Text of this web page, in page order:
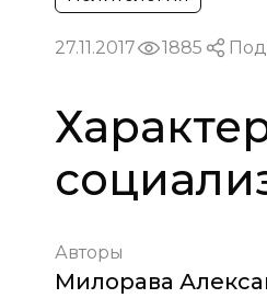
27.11.2017 1885
Авторы
Милорава